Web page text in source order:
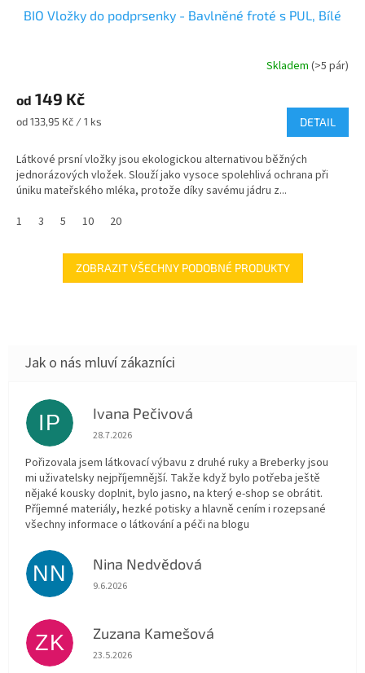
BIO Vložky do podprsenky - Bavlněné froté s PUL, Bílé
produktu
4,0
5
hvězdiček.
Skladem(>5 pár)
od 149 Kč
Měrná
od 133,95 Kč / 1 ks DETAIL
Látkové prsní vložky jsou ekologickou alternativou běžných
jednorázových vložek. Slouží jako vysoce spolehlivá ochrana při
úniku mateřského mléka, protože díky savému jádru z...
1
3 5 10 20
ZOBRAZIT VŠECHNY PODOBNÉ PRODUKTY
IP Ivana Pečivová
Hodnocení obchodu je 5 z 5 hvězdiček.
28.7.2026
Pořizovala jsem látkovací výbavu z druhé ruky a Breberky jsou
mi uživatelsky nejpříjemnější. Takže když bylo potřeba ještě
nějaké kousky doplnit, bylo jasno, na který e-shop se obrátit.
Příjemné materiály, hezké potisky a hlavně cením i rozepsané
všechny informace o látkování a péči na blogu
NN Nina Nedvědová
Hodnocení obchodu je 5 z 5 hvězdiček.
9.6.2026
ZK Zuzana Kamešová
Hodnocení obchodu je 5 z 5 hvězdiček.
23.5.2026